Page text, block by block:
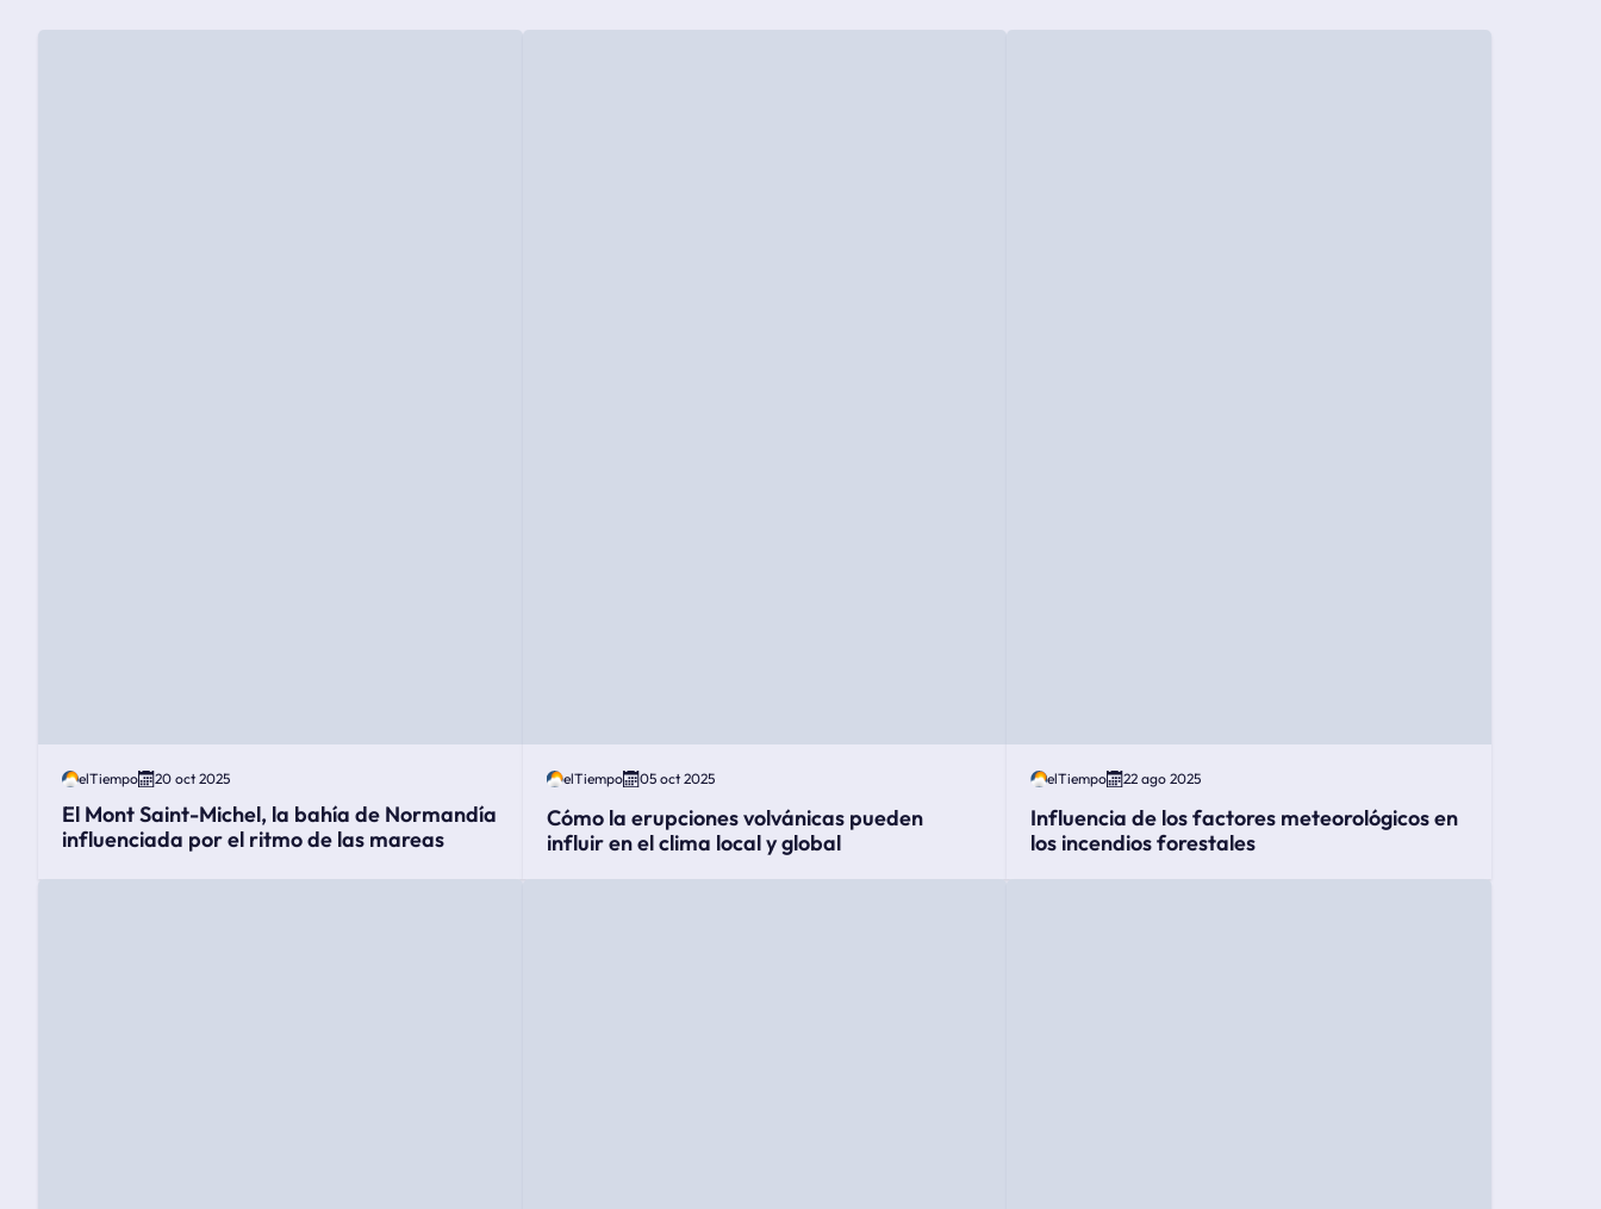
elTiempo 20 oct 2025
El Mont Saint-Michel, la bahía de Normandía
influenciada por el ritmo de las mareas
elTiempo 05 oct 2025
Cómo la erupciones volvánicas pueden
influir en el clima local y global
elTiempo 22 ago 2025
Influencia de los factores meteorológicos en
los incendios forestales